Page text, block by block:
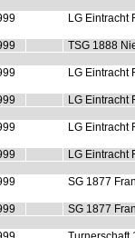
LG Eintracht
TSG 1888
LG Eintracht
LG Eintracht
LG Eintracht
LG Eintracht
SG 1877
SG 1877